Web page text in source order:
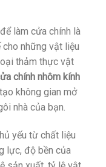
làm cửa chính là
những vật liệu
thảm thực vật
chính nhôm kính
không gian mở
nhà của bạn.
yếu từ chất liệu
lực, độ bền của